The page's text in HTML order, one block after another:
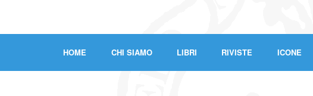
HOME CHI SIAMO LIBRI RIVISTE ICONE